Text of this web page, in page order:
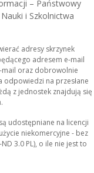
– Państwowy
i Szkolnictwa
adresy skrzynek
adresem e-mail
mail oraz dobrowolnie
odpowiedzi na przesłane
z jednostek znajdują się
udostępniane na licencji
niekomercyjne - bez
3.0 PL), o ile nie jest to